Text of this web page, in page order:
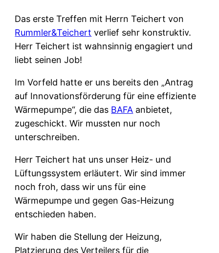
Das erste Treffen mit Herrn Teichert von
Rummler&Teichert verlief sehr konstruktiv.
Herr Teichert ist wahnsinnig engagiert und
liebt seinen Job!
Im Vorfeld hatte er uns bereits den „Antrag
auf Innovationsförderung für eine effiziente
Wärmepumpe“, die das BAFA anbietet,
zugeschickt. Wir mussten nur noch
unterschreiben.
Herr Teichert hat uns unser Heiz- und
Lüftungssystem erläutert. Wir sind immer
noch froh, dass wir uns für eine
Wärmepumpe und gegen Gas-Heizung
entschieden haben.
Wir haben die Stellung der Heizung,
Platzierung des Verteilers für die